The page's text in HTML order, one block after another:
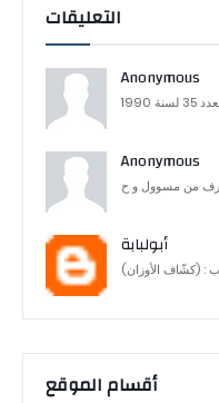
التعليقات
Anonymous
1990
Anonymous
أبولبابة
أقسام الموقع